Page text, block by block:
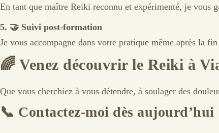
En tant que maître Reiki reconnu et expérimenté, je vous
5. 🤝 Suivi post-formation
Je vous accompagne dans votre pratique même après la
🌈 Venez découvrir le Reiki à
Que vous cherchiez à vous détendre, à soulager des
📞 Contactez-moi dès aujourd’hui